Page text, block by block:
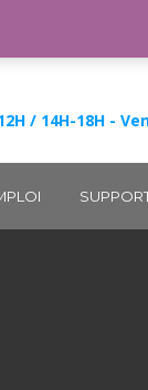
/ 14H-18H -